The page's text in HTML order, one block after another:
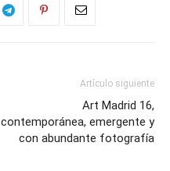
Artículo siguiente
Art Madrid 16,
contemporánea, emergente y
con abundante fotografía